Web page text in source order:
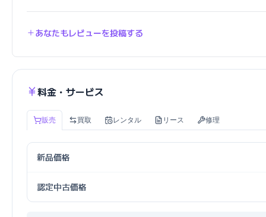
あなたもレビューを投稿する
料金・サービス
販売 買取 レンタル リース 修理
新品価格
認定中古価格